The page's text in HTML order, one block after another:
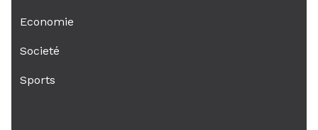
Economie
Societé
Sports